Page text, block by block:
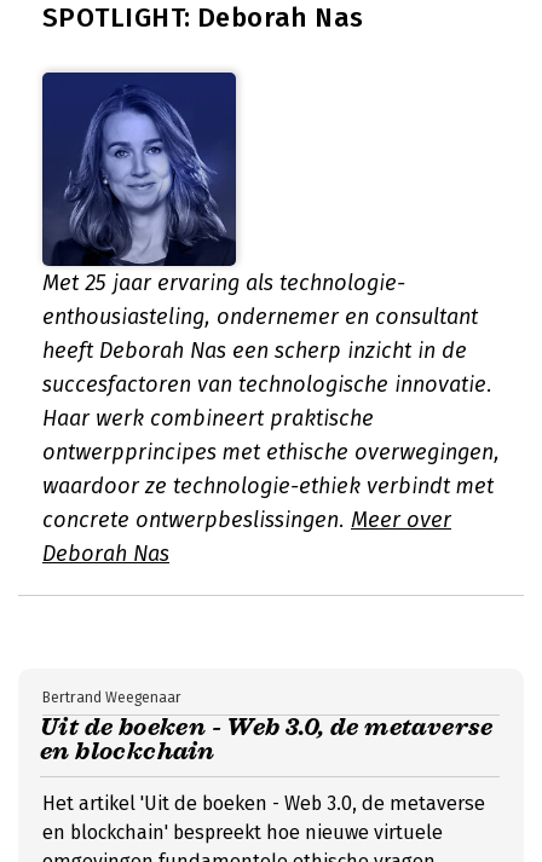
SPOTLIGHT: Deborah Nas
Met 25 jaar ervaring als technologie-
enthousiasteling, ondernemer en consultant
heeft Deborah Nas een scherp inzicht in de
succesfactoren van technologische innovatie.
Haar werk combineert praktische
ontwerpprincipes met ethische overwegingen,
waardoor ze technologie-ethiek verbindt met
concrete ontwerpbeslissingen. Meer over
Deborah Nas
Uit de boeken - Web 3.0, de metaverse
en blockchain
Bertrand Weegenaar
Het artikel 'Uit de boeken - Web 3.0, de metaverse
en blockchain' bespreekt hoe nieuwe virtuele